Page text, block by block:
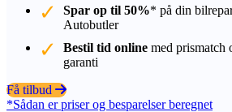
Spar op til 50%* på din
Autobutler
Bestil tid online med prismatch
garanti
Få tilbud
*Sådan er priser og besparelser beregnet